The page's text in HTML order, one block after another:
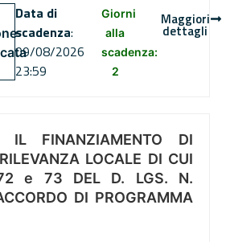
Data di
scadenza:
09/08/2026
23:59
Giorni
alla
scadenza:
2
Maggiori
dettagli
IL FINANZIAMENTO DI
LOCALE DI CUI
e 73 DEL D. LGS. N.
DI PROGRAMMA